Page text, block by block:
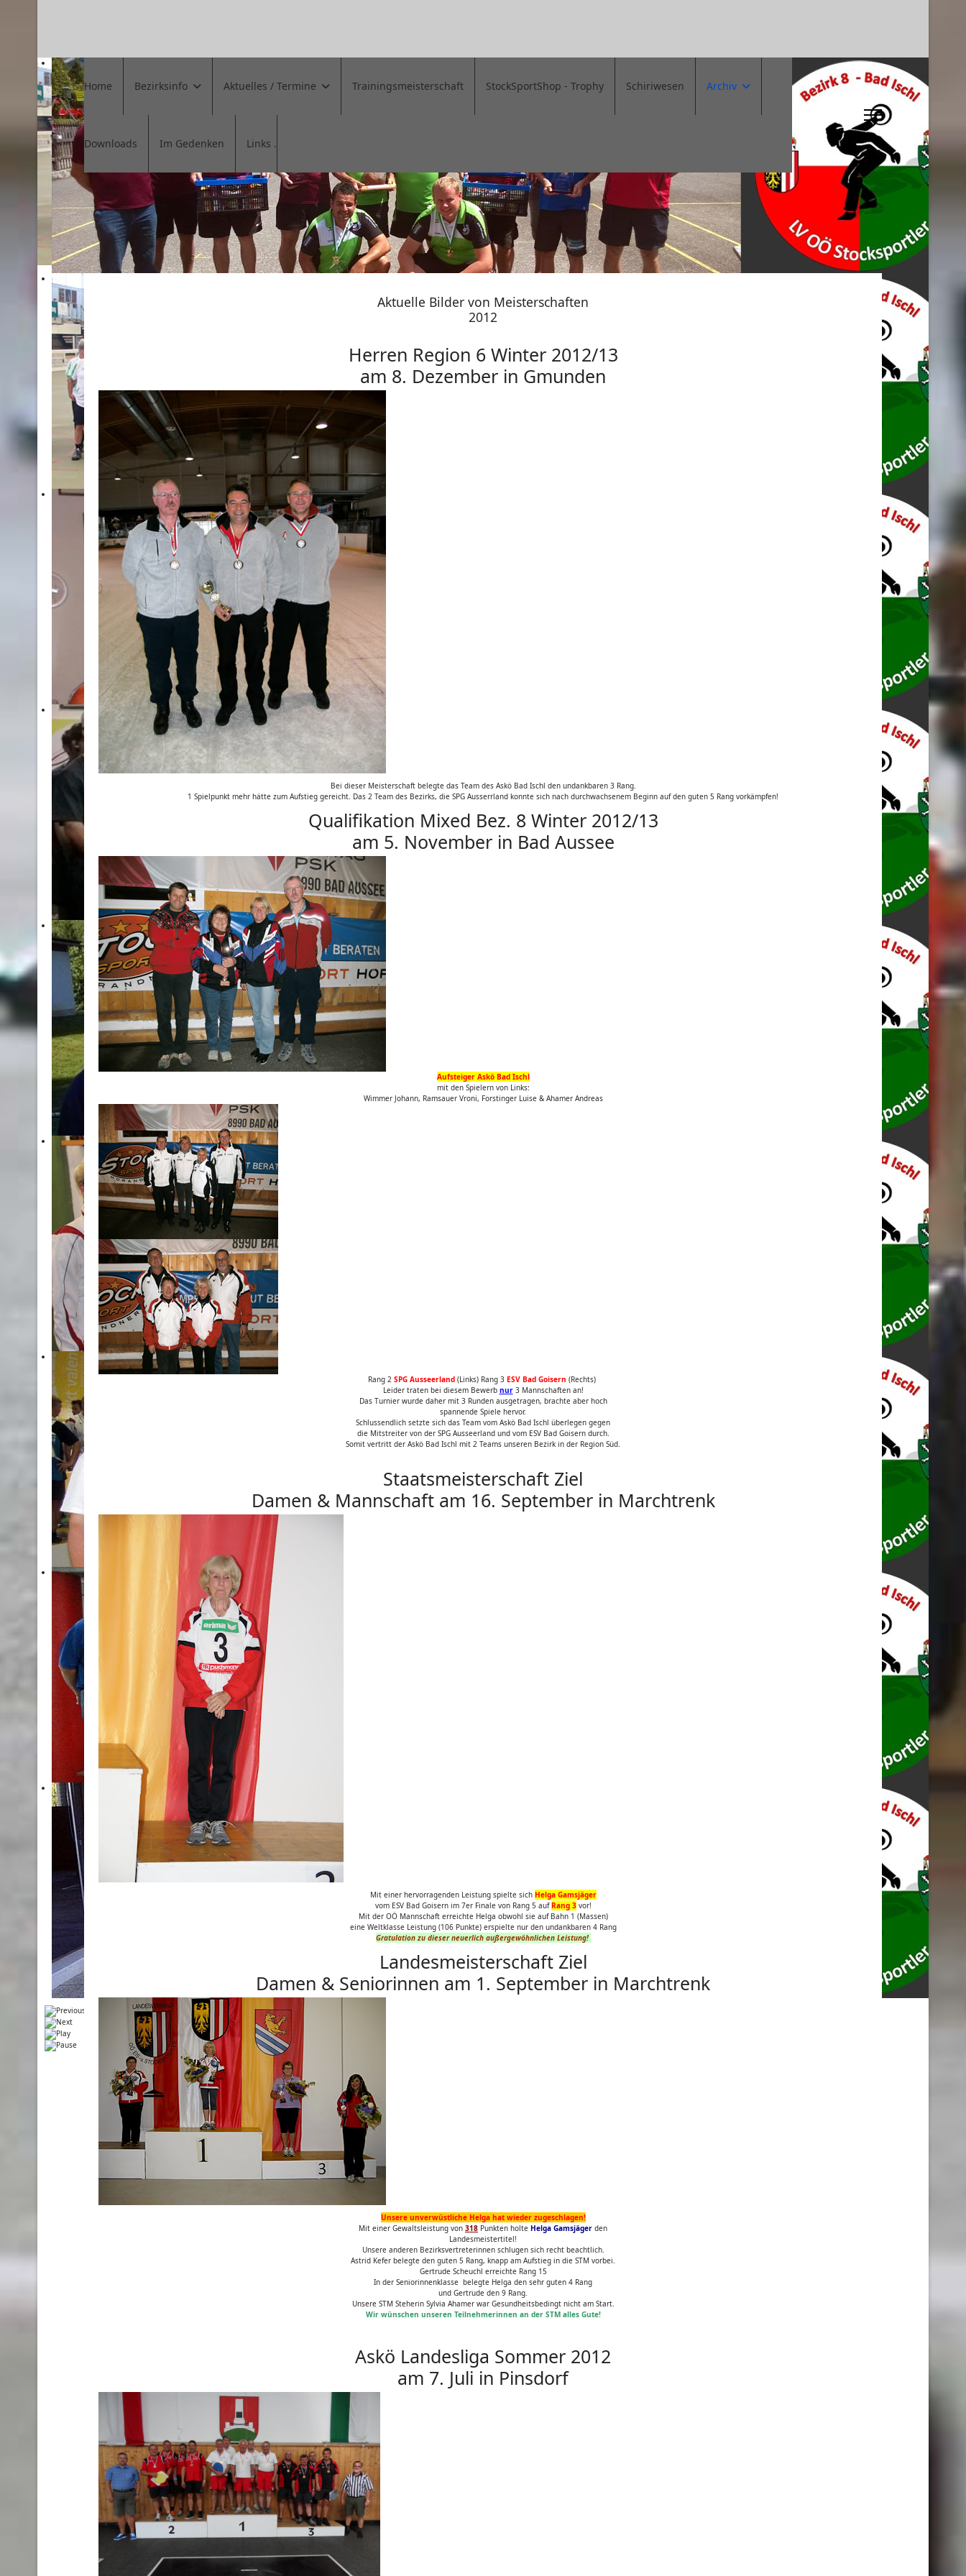
Home Bezirksinfo Aktuelles / Termine Trainingsmeisterschaft StockSportShop - Trophy Schiriwesen Archiv
Downloads Im Gedenken Links .
Aktuelle Bilder von Meisterschaften
2012
Herren Region 6 Winter 2012/13
am 8. Dezember in Gmunden
Bei dieser Meisterschaft belegte das Team des Askö Bad Ischl den undankbaren 3 Rang.
1 Spielpunkt mehr hätte zum Aufstieg gereicht. Das 2 Team des Bezirks, die SPG Ausserrland konnte sich nach durchwachsenem Beginn auf den guten 5 Rang vorkämpfen!
Qualifikation Mixed Bez. 8 Winter 2012/13
am 5. November in Bad Aussee
Aufsteiger Askö Bad Ischl
mit den Spielern von Links:
Wimmer Johann, Ramsauer Vroni, Forstinger Luise & Ahamer Andreas
Rang 2 SPG Ausseerland (Links) Rang 3 ESV Bad Goisern (Rechts)
Leider traten bei diesem Bewerb nur3 Mannschaften an!
Das Turnier wurde daher mit 3 Runden ausgetragen, brachte aber hoch
spannende Spiele hervor.
Schlussendlich setzte sich das Team vom Askö Bad Ischl überlegen gegen
die Mitstreiter von der SPG Ausseerland und vom ESV Bad Goisern durch.
Somit vertritt der Askö Bad Ischl mit 2 Teams unseren Bezirk in der Region Süd.
Staatsmeisterschaft Ziel
Damen & Mannschaft am 16. September in Marchtrenk
Mit einer hervorragenden Leistung spielte sich Helga Gamsjäger
vom ESV Bad Goisern im 7er Finale von Rang 5 aufRang 3vor!
Mit der OÖ Mannschaft erreichte Helga obwohl sie auf Bahn 1 (Massen)
eine Weltklasse Leistung (106 Punkte) erspielte nur den undankbaren 4 Rang
Gratulation zu dieser neuerlich außergewöhnlichen Leistung!
Landesmeisterschaft Ziel
Damen & Seniorinnen am 1. September in Marchtrenk
Unsere unverwüstliche Helga hat wieder zugeschlagen!
Mit einer Gewaltsleistung von 318 Punkten holte Helga Gamsjäger den
Landesmeistertitel!
Unsere anderen Bezirksvertreterinnen schlugen sich recht beachtlich.
Astrid Kefer belegte den guten 5 Rang, knapp am Aufstieg in die STM vorbei.
Gertrude Scheuchl erreichte Rang 15
In der Seniorinnenklasse belegte Helga den sehr guten 4 Rang
und Gertrude den 9 Rang.
Unsere STM Steherin Sylvia Ahamer war Gesundheitsbedingt nicht am Start.
Wir wünschen unseren Teilnehmerinnen an der STM alles Gute!
Askö Landesliga Sommer 2012
am 7. Juli in Pinsdorf